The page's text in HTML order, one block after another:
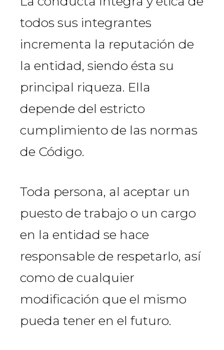
todos sus integrantes
incrementa la reputación de
la entidad, siendo ésta su
principal riqueza. Ella
depende del estricto
cumplimiento de las normas
de Código.
Toda persona, al aceptar un
puesto de trabajo o un cargo
en la entidad se hace
responsable de respetarlo, así
como de cualquier
modificación que el mismo
pueda tener en el futuro.